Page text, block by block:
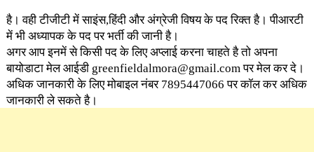
है। वही टीजीटी में साइंस,हिंदी और अंग्रेजी विषय के पद रिक्त है। पीआरटी
में भी अध्यापक के पद पर भर्ती की जानी है।
अगर आप इनमें से किसी पद के लिए अप्लाई करना चाहते है तो अपना
बायोडाटा मेल आईडी greenfieldalmora@gmail.com पर मेल कर दे।
अधिक जानकारी के लिए मोबाइल नंबर 7895447066 पर कॉल कर अधिक
जानकारी ले सकते है।